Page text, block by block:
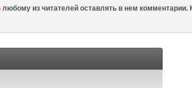
любому из читателей оставлять в нем комментарии.